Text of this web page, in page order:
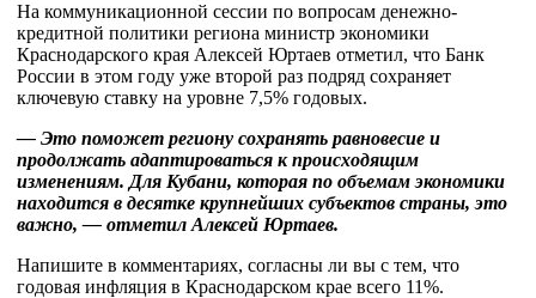
На коммуникационной сессии по вопросам денежно-
кредитной политики региона министр экономики
Краснодарского края Алексей Юртаев отметил, что Банк
России в этом году уже второй раз подряд сохраняет
ключевую ставку на уровне 7,5% годовых.
— Это поможет региону сохранять равновесие и
продолжать адаптироваться к происходящим
изменениям. Для Кубани, которая по объемам экономики
находится в десятке крупнейших субъектов страны, это
важно, — отметил Алексей Юртаев.
Напишите в комментариях, согласны ли вы с тем, что
годовая инфляция в Краснодарском крае всего 11%.